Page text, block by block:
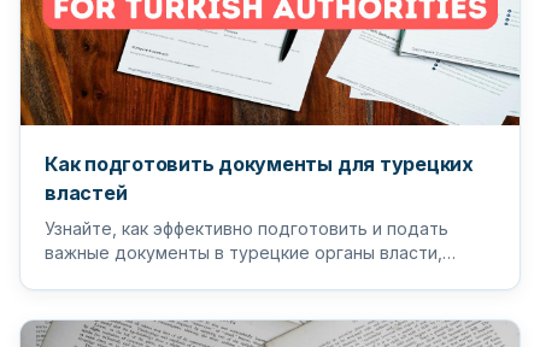
Как подготовить документы для турецких
властей
Узнайте, как эффективно подготовить и подать
важные документы в турецкие органы власти,